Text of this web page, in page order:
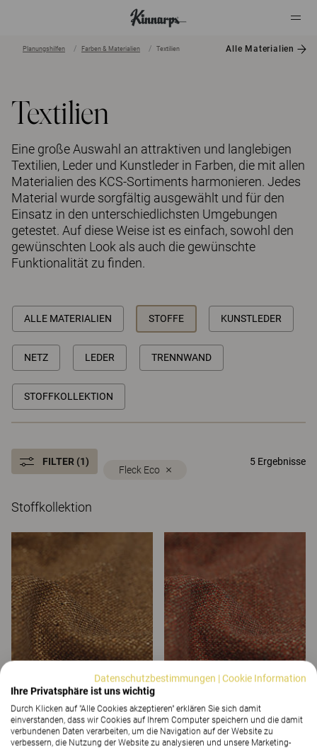
Planungshilfen Farben & Materialien Textilien Alle Materialien
Textilien
Eine große Auswahl an attraktiven und langlebigen
Textilien, Leder und Kunstleder in Farben, die mit allen
Materialien des KCS-Sortiments harmonieren. Jedes
Material wurde sorgfältig ausgewählt und für den
Einsatz in den unterschiedlichsten Umgebungen
getestet. Auf diese Weise ist es einfach, sowohl den
gewünschten Look als auch die gewünschte
Funktionalität zu finden.
ALLE MATERIALIEN STOFFE KUNSTLEDER
NETZ LEDER TRENNWAND
STOFFKOLLEKTION
FILTER (1)
Fleck Eco
5 Ergebnisse
Stoffkollektion
Fleck Eco 8814
Datenschutzbestimmungen |Cookie Information
Ihre Privatsphäre ist uns wichtig
Durch Klicken auf "Alle Cookies akzeptieren" erklären Sie sich damit
einverstanden, dass wir Cookies auf Ihrem Computer speichern und die damit
verbundenen Daten verarbeiten, um die Navigation auf der Website zu
verbessern, die Nutzung der Website zu analysieren und unsere Marketing-